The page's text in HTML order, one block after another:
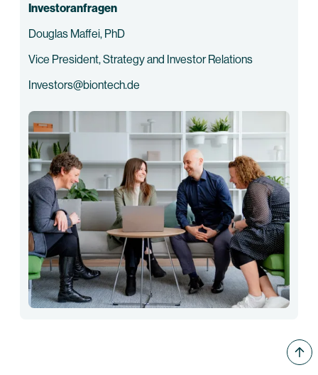
Investoranfragen
Douglas Maffei, PhD
Vice President, Strategy and Investor Relations
Investors@biontech.de